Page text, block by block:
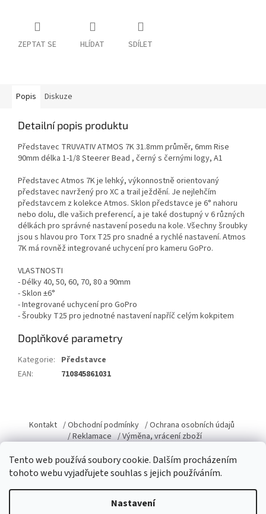
Tento web používá soubory cookie. Dalším procházením
tohoto webu vyjadřujete souhlas s jejich používáním.
Nastavení
ZEPTAT SE HLÍDAT SDÍLET
Popis Diskuze
Detailní popis produktu
Představec TRUVATIV ATMOS 7K 31.8mm průměr, 6mm Rise
90mm délka 1-1/8 Steerer Bead , černý s černými logy, A1
Představec Atmos 7K je lehký, výkonnostně orientovaný
představec navržený pro XC a trail ježdění. Je nejlehčím
představcem z kolekce Atmos. Sklon představce je 6° nahoru
nebo dolu, dle vašich preferencí, a je také dostupný v 6 různých
délkách pro správné nastavení posedu na kole. Všechny šroubky
jsou s hlavou pro Torx T25 pro snadné a rychlé nastavení. Atmos
7K má rovněž integrované uchycení pro kameru GoPro.
VLASTNOSTI
- Délky 40, 50, 60, 70, 80 a 90mm
- Sklon ±6°
- Integrované uchycení pro GoPro
- Šroubky T25 pro jednotné nastavení napříč celým kokpitem
Doplňkové parametry
Kategorie: Představce
EAN: 710845861031
p
a
Kontakt / Obchodní podmínky / Ochrana osobních údajů
/ Reklamace / Výměna, vrácení zboží